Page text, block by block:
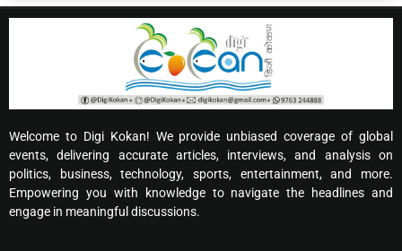
Welcome to Digi Kokan! We provide unbiased coverage of global
events, delivering accurate articles, interviews, and analysis on
politics, business, technology, sports, entertainment, and more.
Empowering you with knowledge to navigate the headlines and
engage in meaningful discussions.